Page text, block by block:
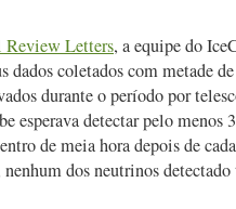
Review Letters, a equipe do
dados coletados com metade
durante o período por
esperava detectar pelo menos
de meia hora depois de
dos neutrinos